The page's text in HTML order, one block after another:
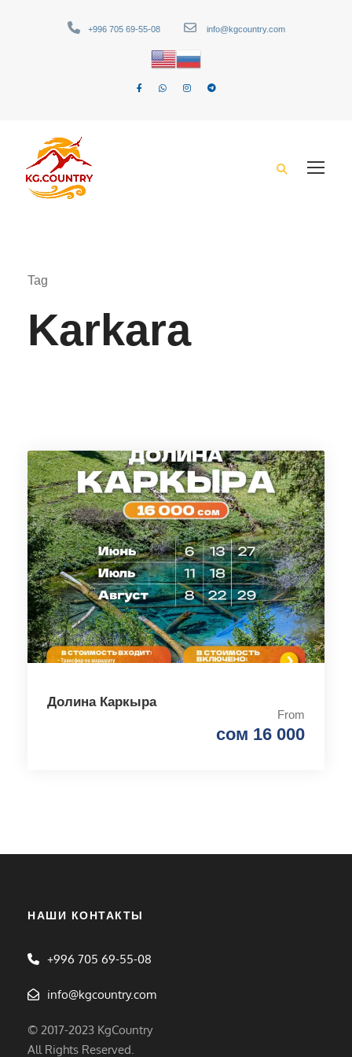
+996 705 69-55-08 info@kgcountry.com
Tag
Karkara
Долина Каркыра
From
сом 16 000
НАШИ КОНТАКТЫ
+996 705 69-55-08
info@kgcountry.com
© 2017-2023 KgCountry
All Rights Reserved.